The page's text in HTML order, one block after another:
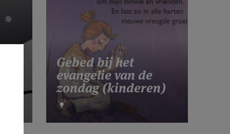
Gebed bij het
evangelie van de
zondag (kinderen)